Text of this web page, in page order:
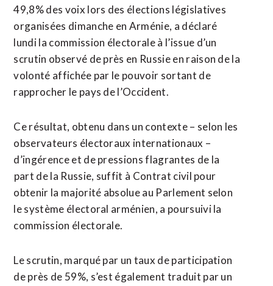
49,8% des voix lors des élections législatives
organisées dimanche en Arménie, a déclaré
lundi la commission électorale à l’issue d’un
scrutin observé de près en Russie en raison de la
volonté affichée par le pouvoir sortant de
rapprocher le pays de l’Occident.
Ce ​résultat, obtenu dans ‌un contexte – selon les
observateurs électoraux internationaux –
d’ingérence et de ​pressions flagrantes de la
⁠part de la Russie, suffit à Contrat civil pour
obtenir la majorité absolue au ‌Parlement selon
le système ‌électoral arménien, a poursuivi la
commission électorale.
Le scrutin, marqué par un taux de participation
de près de 59%, s’est également traduit par un